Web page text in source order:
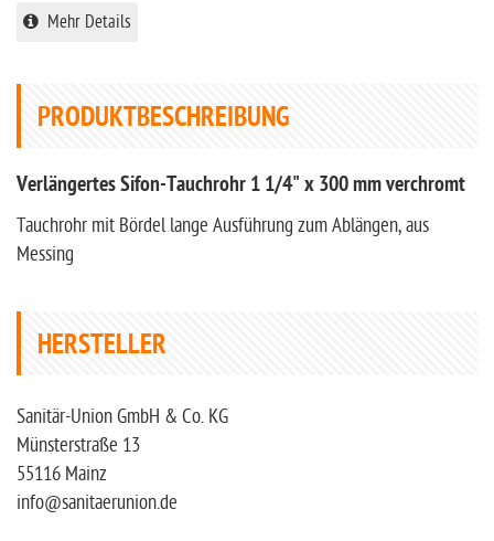
Mehr Details
PRODUKTBESCHREIBUNG
Verlängertes Sifon-Tauchrohr 1 1/4" x 300 mm verchromt
Tauchrohr mit Bördel lange Ausführung zum Ablängen, aus
Messing
HERSTELLER
Sanitär-Union GmbH & Co. KG
Münsterstraße 13
55116 Mainz
info@sanitaerunion.de